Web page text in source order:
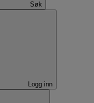
Søk
Logg inn